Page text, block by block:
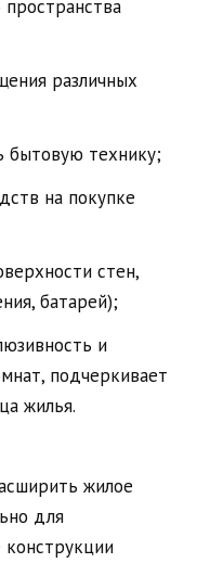
различных
бытовую технику;
на покупке
стен,
батарей);
и
подчеркивает
жилья.
жилое
для
конструкции